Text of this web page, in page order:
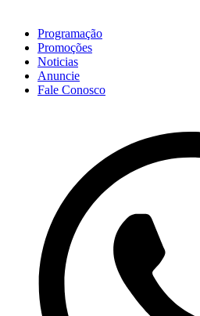
Programação
Promoções
Noticias
Anuncie
Fale Conosco